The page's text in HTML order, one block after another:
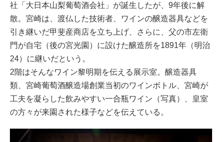
社「大日本山梨葡萄酒会社」が誕生したが、9年後に解
散。宮崎は、渡仏した技術者、ワインの醸造器具などを
引き継いだ甲斐産商店を立ち上げ、さらに、父の市左衛
門が自宅（後の宮光園）に設けた醸造所を1891年（明治
24）に継いだという。
2階はそんなワイン黎明期を伝える展示室。醸造器具
類、宮崎葡萄酒醸造場創業当初のワインボトル、宮崎が
工夫を凝らした飲みやすい一合瓶ワイン（写真）、皇室
の方々が来園された様子などを伝えている。